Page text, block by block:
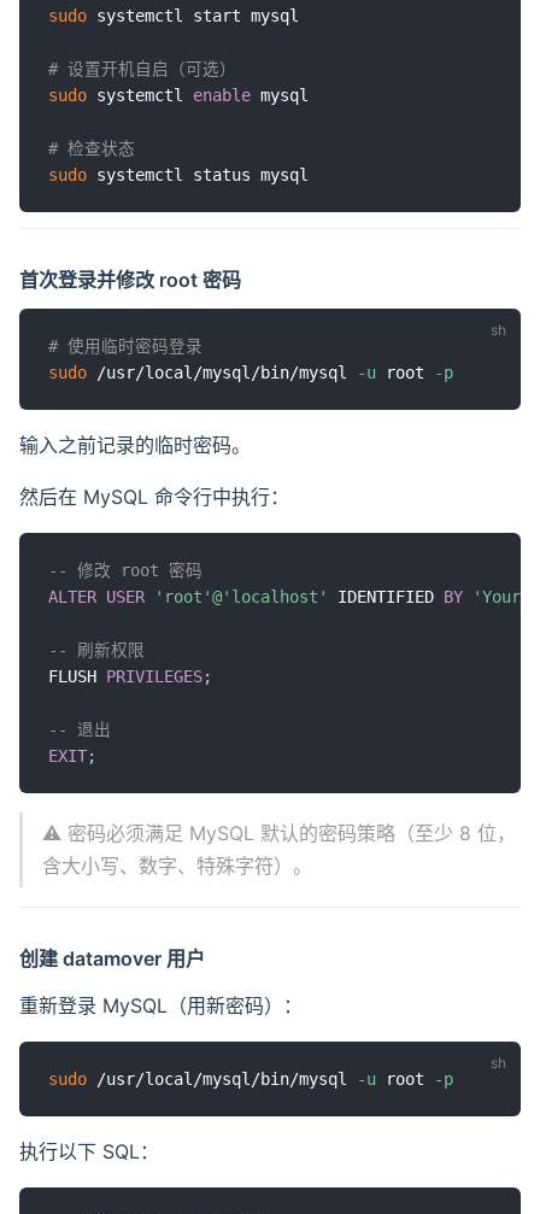
sudo systemctl start mysql
# 设置开机自启（可选）
sudo systemctl enable mysql
# 检查状态
sudo
首次登录并修改 root 密码
# 使用临时密码登录
sudo /usr/local/mysql/bin/mysql -u root -p
输入之前记录的临时密码。
然后在 MySQL 命令行中执行：
-- 修改 root 密码
ALTER USER 'root'@'localhost' IDENTIFIED BY
-- 刷新权限
FLUSH PRIVILEGES;
-- 退出
EXIT;
⚠️ 密码必须满足 MySQL 默认的密码策略（至少 8 位，
含大小写、数字、特殊字符）。
创建 datamover 用户
重新登录 MySQL（用新密码）：
sudo /usr/local/mysql/bin/mysql -u root -p
执行以下 SQL：